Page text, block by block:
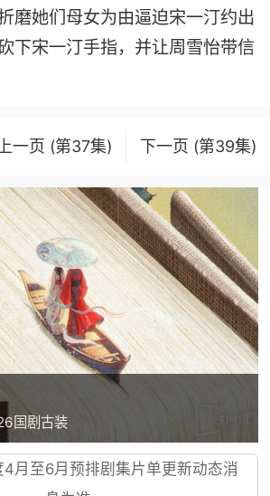
磨她们母女为由逼迫宋一汀约出
下宋一汀手指，并让周雪怡带信
一页 (第37集) 下一页 (第39集)
国剧古装
月至6月预排剧集片单更新动态消